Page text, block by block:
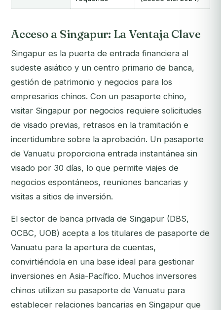
Acceso a Singapur: La Ventaja Clave
Singapur es la puerta de entrada financiera al
sudeste asiático y un centro primario de banca,
gestión de patrimonio y negocios para los
empresarios chinos. Con un pasaporte chino,
visitar Singapur por negocios requiere solicitudes
de visado previas, retrasos en la tramitación e
incertidumbre sobre la aprobación. Un pasaporte
de Vanuatu proporciona entrada instantánea sin
visado por 30 días, lo que permite viajes de
negocios espontáneos, reuniones bancarias y
visitas a sitios de inversión.
El sector de banca privada de Singapur (DBS,
OCBC, UOB) acepta a los titulares de pasaporte de
Vanuatu para la apertura de cuentas,
convirtiéndola en una base ideal para gestionar
inversiones en Asia-Pacífico. Muchos inversores
chinos utilizan su pasaporte de Vanuatu para
establecer relaciones bancarias en Singapur que